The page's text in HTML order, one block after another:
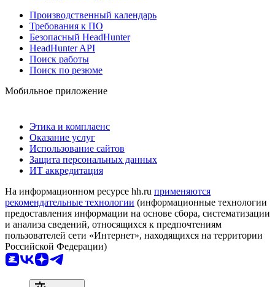
Производственный календарь
Требования к ПО
Безопасный HeadHunter
HeadHunter API
Поиск работы
Поиск по резюме
Мобильное приложение
Этика и комплаенс
Оказание услуг
Использование сайтов
Защита персональных данных
ИТ аккредитация
На информационном ресурсе hh.ru применяются
рекомендательные технологии (информационные технологии
предоставления информации на основе сбора, систематизации
и анализа сведений, относящихся к предпочтениям
пользователей сети «Интернет», находящихся на территории
Российской Федерации)